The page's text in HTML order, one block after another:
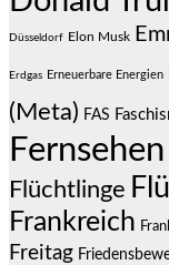
Düsseldorf Elon Musk
Erdgas Erneuerbare Energien
(Meta) FAS
Fernsehen
Flüchtlinge
Frankreich
Freitag